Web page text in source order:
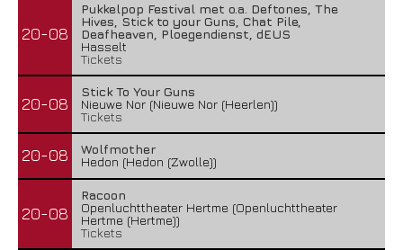
20-08
Pukkelpop Festival met o.a. Deftones, The
Hives, Stick to your Guns, Chat Pile,
Deafheaven, Ploegendienst, dEUS
Hasselt
Tickets
20-08
Stick To Your Guns
Nieuwe Nor (Nieuwe Nor (Heerlen))
Tickets
20-08
Wolfmother
Hedon (Hedon (Zwolle))
20-08
Racoon
Openluchttheater Hertme (Openluchttheater
Hertme (Hertme))
Tickets